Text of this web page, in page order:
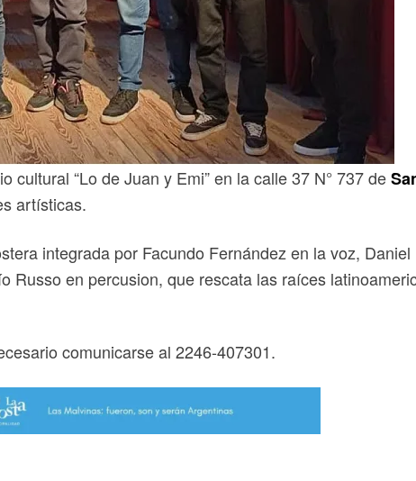
“Lo de Juan y Emi” en la calle 37 N° 737 de
artísticas.
integrada por Facundo Fernández en la voz,
en percusion, que rescata las raíces
comunicarse al 2246-407301.